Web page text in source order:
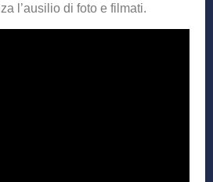
l’ausilio di foto e filmati.